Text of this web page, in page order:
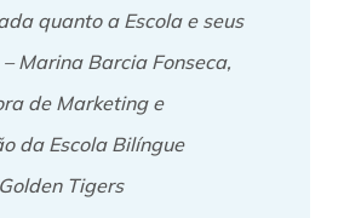
quanto a Escola e seus
Marina Barcia Fonseca,
de Marketing e
da Escola Bilíngue
Tigers